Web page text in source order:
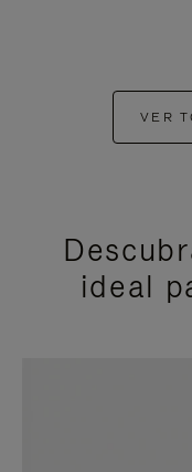
VER
ideal